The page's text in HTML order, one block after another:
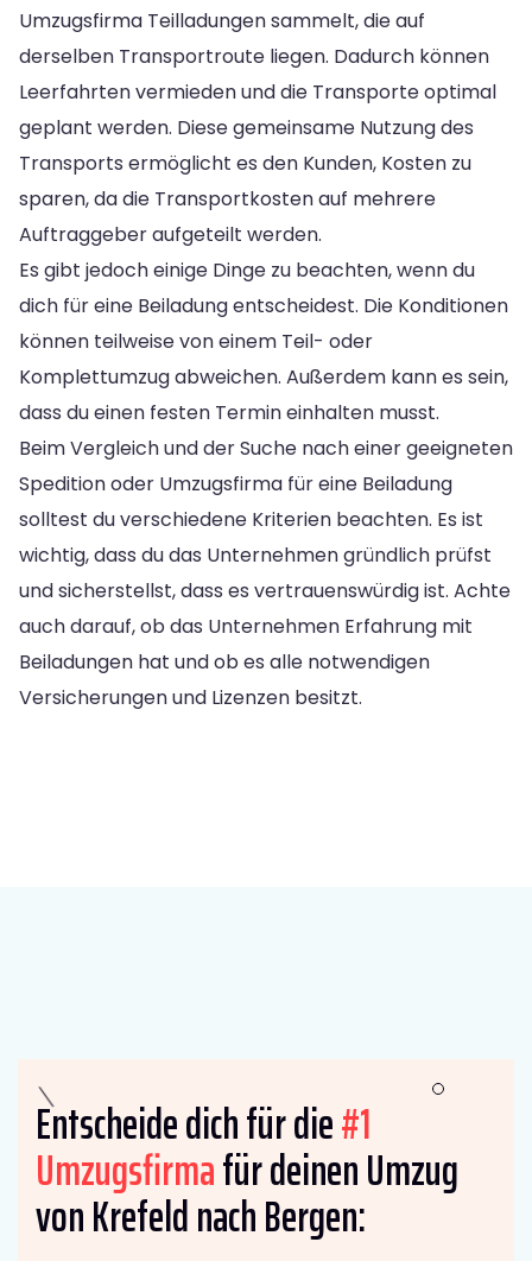
Umzugsfirma Teilladungen sammelt, die auf
derselben Transportroute liegen. Dadurch können
Leerfahrten vermieden und die Transporte optimal
geplant werden. Diese gemeinsame Nutzung des
Transports ermöglicht es den Kunden, Kosten zu
sparen, da die Transportkosten auf mehrere
Auftraggeber aufgeteilt werden.
Es gibt jedoch einige Dinge zu beachten, wenn du
dich für eine Beiladung entscheidest. Die Konditionen
können teilweise von einem Teil- oder
Komplettumzug abweichen. Außerdem kann es sein,
dass du einen festen Termin einhalten musst.
Beim Vergleich und der Suche nach einer geeigneten
Spedition oder Umzugsfirma für eine Beiladung
solltest du verschiedene Kriterien beachten. Es ist
wichtig, dass du das Unternehmen gründlich prüfst
und sicherstellst, dass es vertrauenswürdig ist. Achte
auch darauf, ob das Unternehmen Erfahrung mit
Beiladungen hat und ob es alle notwendigen
Versicherungen und Lizenzen besitzt.
Entscheide dich für die#1
Umzugsfirmafür deinen Umzug
von Krefeld nach Bergen: